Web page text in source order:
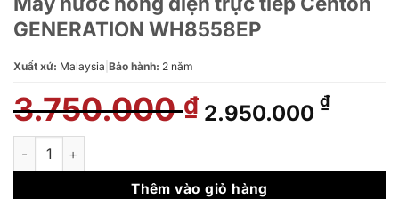
GENERATION WH8558EP
Xuất xứ: Malaysia Bảo hành: 2 năm
3.750.000₫ Giá
gốc
3.750.000 ₫.
2.950.000 ₫Giá
là:
Máy nước nóng điện trực tiếp Centon GENERATION
Thêm vào giỏ hàng